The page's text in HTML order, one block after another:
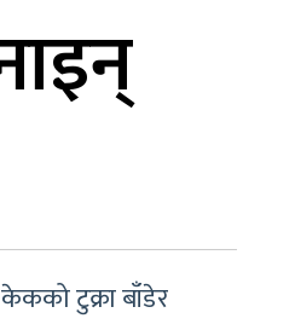
टुक्रा बाँडेर